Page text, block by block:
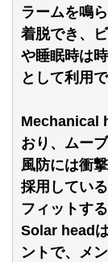
ラームを鳴
着脱でき、
や睡眠時は
として利用で
Mechanical
おり、ムー
風防には衝
採用してい
フィットす
Solar head
ントで、メ